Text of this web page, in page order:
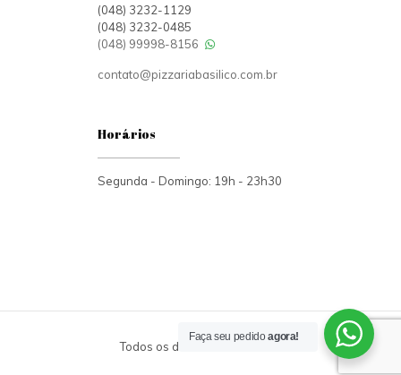
(048) 3232-1129
(048) 3232-0485
(048) 99998-8156
contato@pizzariabasilico.com.br
Horários
Segunda - Domingo: 19h - 23h30
Todos os direitos reservados.
Faça seu pedidoagora!